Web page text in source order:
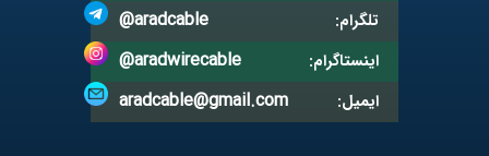
تلگرام: @aradcable
اینستاگرام: @aradwirecable
ایمیل: aradcable@gmail.com